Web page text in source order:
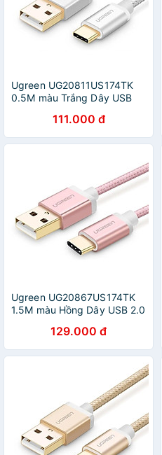
Ugreen UG20811US174TK
0.5M màu Trắng Dây USB
dây bọc vinyl - HÀNG
CHÍNH HÃNG
111.000 đ
Ugreen UG20867US174TK
1.5M màu Hồng Dây USB 2.0
bọc vinyl - HÀNG CHÍNH
HÃNG
129.000 đ